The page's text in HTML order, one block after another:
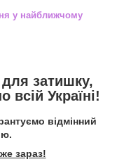
у найближчому
затишку,
всій Україні!
відмінний
зараз!